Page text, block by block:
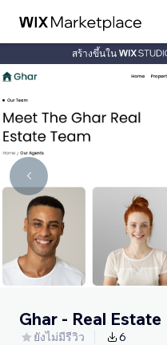
สร้างขึ้นใน
Ghar - Real Estate
ยังไม่มีรีวิว 6